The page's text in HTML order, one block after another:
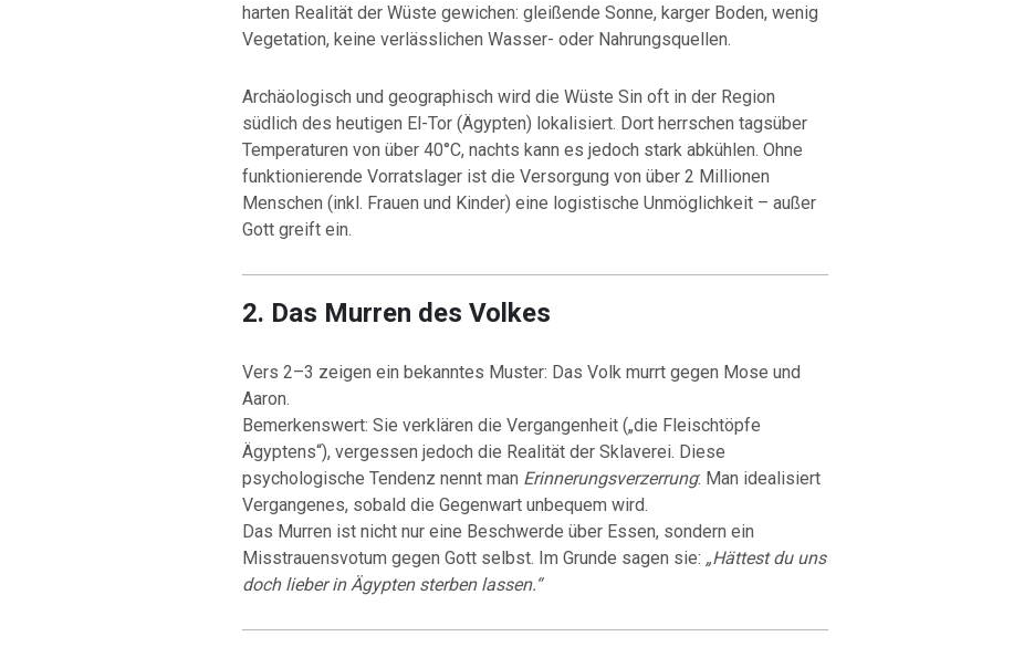
harten Realität der Wüste gewichen: gleißende Sonne, karger Boden, wenig
Vegetation, keine verlässlichen Wasser- oder Nahrungsquellen.
Archäologisch und geographisch wird die Wüste Sin oft in der Region
südlich des heutigen El-Tor (Ägypten) lokalisiert. Dort herrschen tagsüber
Temperaturen von über 40°C, nachts kann es jedoch stark abkühlen. Ohne
funktionierende Vorratslager ist die Versorgung von über 2 Millionen
Menschen (inkl. Frauen und Kinder) eine logistische Unmöglichkeit – außer
Gott greift ein.
2. Das Murren des Volkes
Vers 2–3 zeigen ein bekanntes Muster: Das Volk murrt gegen Mose und
Aaron.
Bemerkenswert: Sie verklären die Vergangenheit („die Fleischtöpfe
Ägyptens“), vergessen jedoch die Realität der Sklaverei. Diese
psychologische Tendenz nennt man Erinnerungsverzerrung: Man idealisiert
Vergangenes, sobald die Gegenwart unbequem wird.
Das Murren ist nicht nur eine Beschwerde über Essen, sondern ein
Misstrauensvotum gegen Gott selbst. Im Grunde sagen sie: „Hättest du uns
doch lieber in Ägypten sterben lassen.“